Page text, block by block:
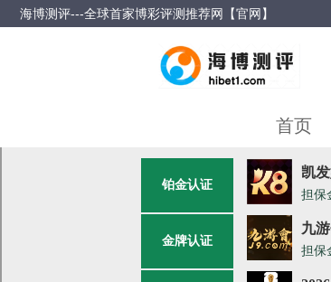
海博测评---全球首家博彩评测推荐网【官网】
首页